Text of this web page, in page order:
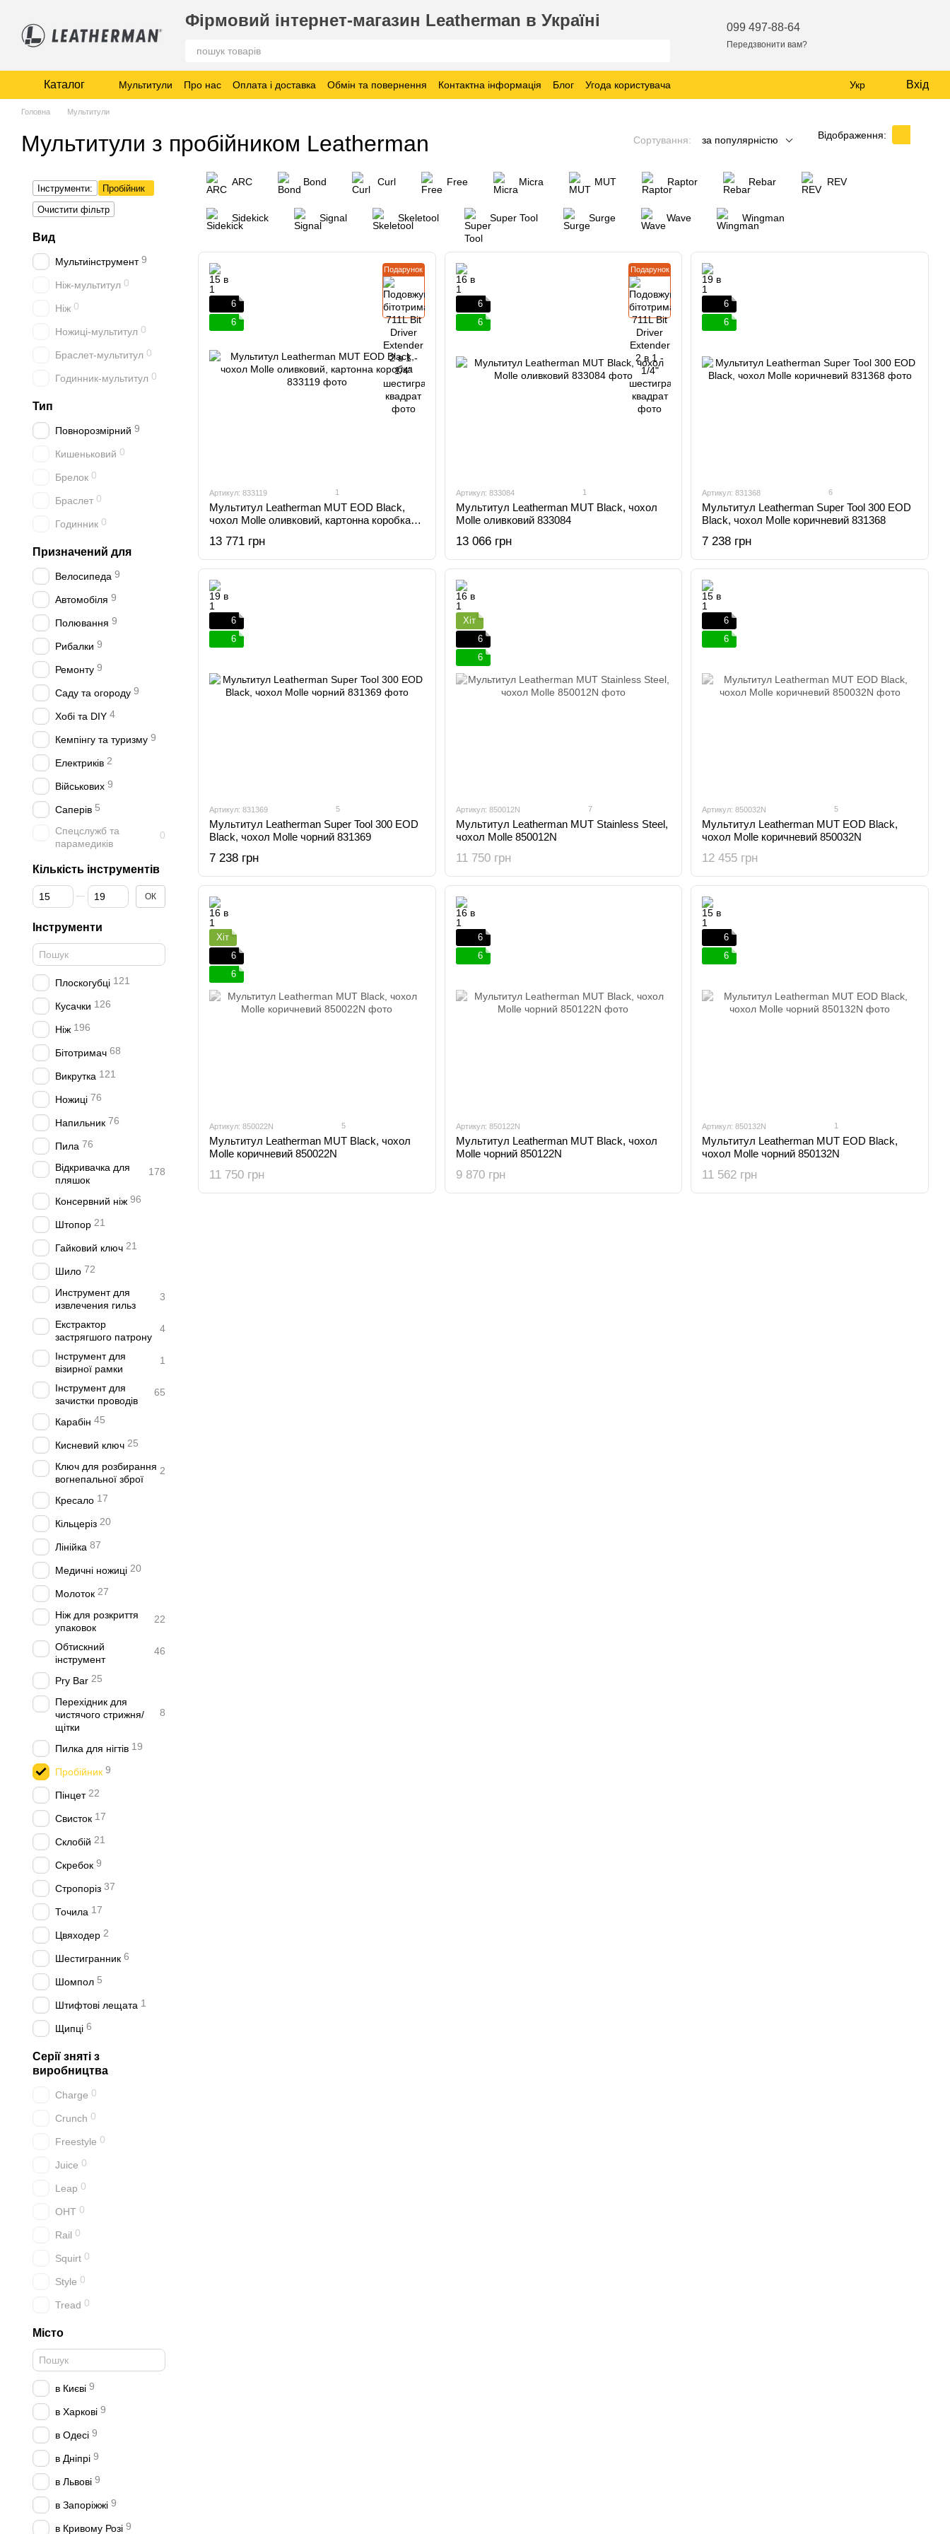
Фірмовий інтернет-магазин Leatherman в Україні 099 497-88-64
Передзвонити вам?
Каталог Мультитули Про нас Оплата і доставка Обмін та повернення Контактна інформація Блог Угода користувача Укр Вхід
Головна Мультитули
Мультитули з пробійником Leatherman Сортування: за популярністю Відображення:
ARC Bond Curl Free Micra MUT Raptor Rebar REV
Sidekick Signal Skeletool Super Tool Surge Wave Wingman
Подарунок
6
6
Артикул: 833119 1
Мультитул Leatherman MUT EOD Black,
чохол Molle оливковий, картонна коробка
13 771 грн
Подарунок
6
6
Артикул: 833084 1
Мультитул Leatherman MUT Black, чохол
Molle оливковий 833084
13 066 грн
6
6
Артикул: 831368 6
Мультитул Leatherman Super Tool 300 EOD
Black, чохол Molle коричневий 831368
7 238 грн
6
6
Артикул: 831369 5
Мультитул Leatherman Super Tool 300 EOD
Black, чохол Molle чорний 831369
7 238 грн
Хіт
6
6
Артикул: 850012N 7
Мультитул Leatherman MUT Stainless Steel,
чохол Molle 850012N
11 750 грн
6
6
Артикул: 850032N 5
Мультитул Leatherman MUT EOD Black,
чохол Molle коричневий 850032N
12 455 грн
Хіт
6
6
Артикул: 850022N 5
Мультитул Leatherman MUT Black, чохол
Molle коричневий 850022N
11 750 грн
6
6
Артикул: 850122N
Мультитул Leatherman MUT Black, чохол
Molle чорний 850122N
9 870 грн
6
6
Артикул: 850132N 1
Мультитул Leatherman MUT EOD Black,
чохол Molle чорний 850132N
11 562 грн
Інструменти:
Пробійник
Очистити фільтр
Вид
Мультиінструмент 9
Ніж-мультитул 0
Ніж 0
Ножиці-мультитул 0
Браслет-мультитул 0
Годинник-мультитул 0
Тип
Повнорозмірний 9
Кишеньковий 0
Брелок 0
Браслет 0
Годинник 0
Призначений для
Велосипеда 9
Автомобіля 9
Полювання 9
Рибалки 9
Ремонту 9
Саду та огороду 9
Хобі та DIY 4
Кемпінгу та туризму 9
Електриків 2
Військових 9
Саперів 5
Спецслужб та
парамедиків
0
Кількість інструментів
Від Кількість інструментів
До Кількість інструментів ОК
Інструменти
Плоскогубці 121
Кусачки 126
Ніж 196
Бітотримач 68
Викрутка 121
Ножиці 76
Напильник 76
Пила 76
Відкривачка для
пляшок
178
Консервний ніж 96
Штопор 21
Гайковий ключ 21
Шило 72
Инструмент для
извлечения гильз
3
Екстрактор
застрягшого патрону
4
Інструмент для
візирної рамки
1
Інструмент для
зачистки проводів
65
Карабін 45
Кисневий ключ 25
Ключ для розбирання
вогнепальної зброї
2
Кресало 17
Кільцеріз 20
Лінійка 87
Медичні ножиці 20
Молоток 27
Ніж для розкриття
упаковок
22
Обтискний
інструмент
46
Pry Bar 25
Перехідник для
чистячого стрижня/
щітки
8
Пилка для нігтів 19
Пробійник 9
Пінцет 22
Свисток 17
Склобій 21
Скребок 9
Стропоріз 37
Точила 17
Цвяходер 2
Шестигранник 6
Шомпол 5
Штифтові лещата 1
Щипці 6
Серії зняті з
виробництва
Charge 0
Crunch 0
Freestyle 0
Juice 0
Leap 0
OHT 0
Rail 0
Squirt 0
Style 0
Tread 0
Місто
в Києві 9
в Харкові 9
в Одесі 9
в Дніпрі 9
в Львові 9
в Запоріжжі 9
в Кривому Розі 9